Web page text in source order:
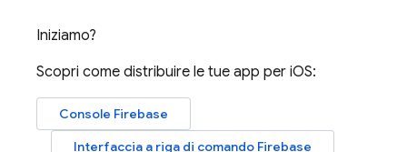
Iniziamo?
Scopri come distribuire le tue app per iOS:
Console Firebase
Interfaccia a riga di comando Firebase